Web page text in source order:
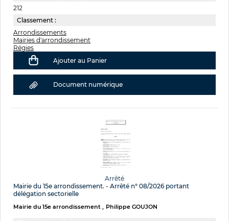
212
Classement :
Arrondissements
Mairies d'arrondissement
Régies
Ajouter au Panier
Document numérique
Arrêté
Mairie du 15e arrondissement. - Arrêté n° 08/2026 portant
délégation sectorielle
Mairie du 15e arrondissement Philippe GOUJON